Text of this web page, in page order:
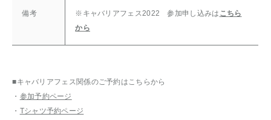
備考 ※キャバリアフェス2022 参加申し込みは こちら
から
■キャバリアフェス関係のご予約はこちらから
・ 参加予約ページ
・ Tシャツ予約ページ